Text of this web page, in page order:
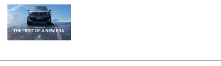
Σεπτεμβρίου 2025), θα προβληθεί διεθνώς, σε τηλεόραση και
ψηφιακά κανάλια.
θρυλικά μοντέλα όπως οι BMW 1800, BMW M1, BMW Σειρά 3,